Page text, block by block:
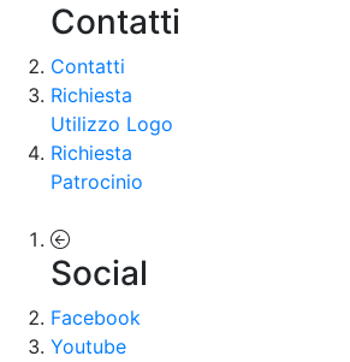
Contatti
Contatti
Richiesta
Utilizzo Logo
Richiesta
Patrocinio
Social
Facebook
Youtube